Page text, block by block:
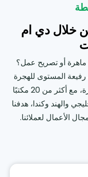
خلال دي ام
أو تصريح عمل؟
رفيعة المستوى للهجرة
مع خبرائنا في دي ام لاستشارات الهجرة، مع أكثر من 20 مكتبًا
والهند وكندا، هدفنا
الأعمال لعملائنا.